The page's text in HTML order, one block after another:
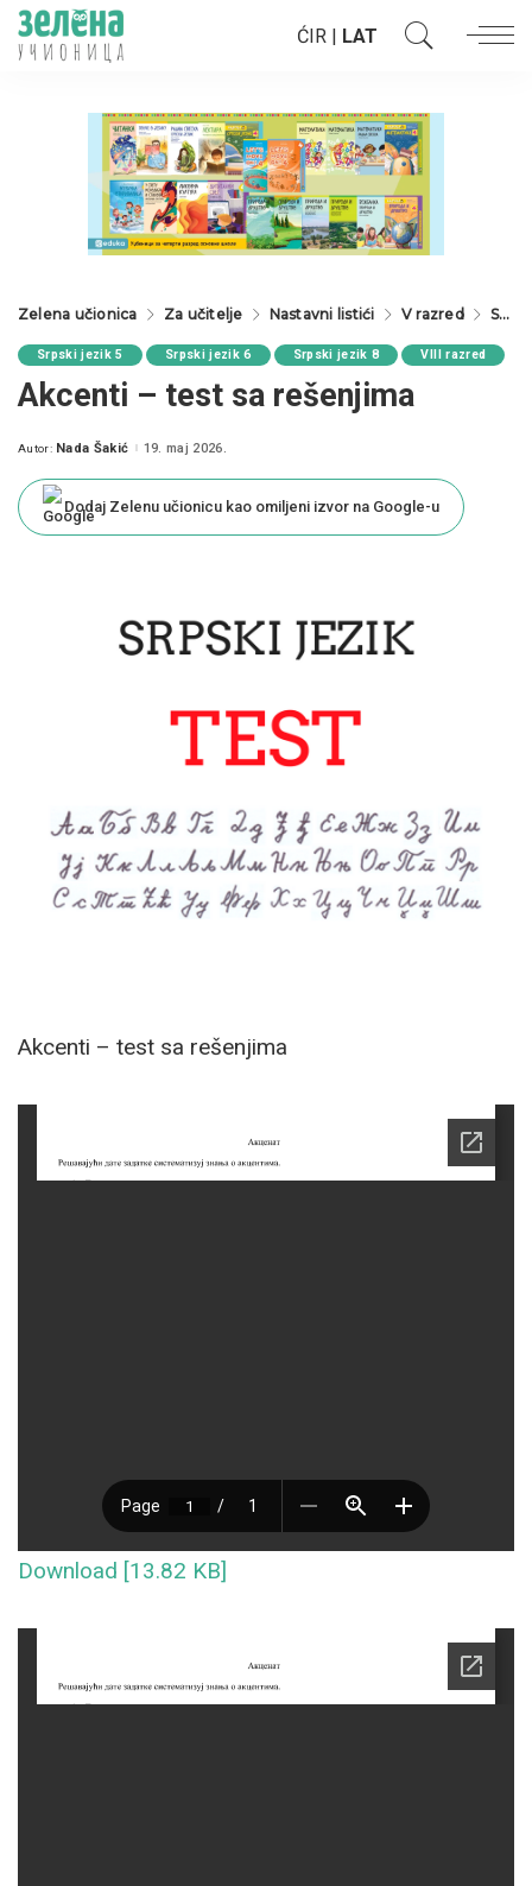
ĆIR | LAT
Zelena učionica Za učitelje Nastavni listići V razred Srpski jezik 5
Srpski jezik 5 Srpski jezik 6 Srpski jezik 8 VIII razred
Akcenti – test sa rešenjima
Posted
Autor: Nada Šakić 19. maj 2026.
Dodaj Zelenu učionicu kao omiljeni izvor na Google-u
Akcenti – test sa rešenjima
Download [13.82 KB]